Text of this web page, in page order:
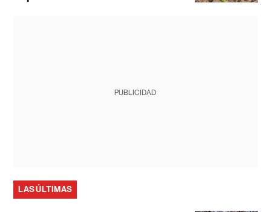
PUBLICIDAD
LAS ÚLTIMAS